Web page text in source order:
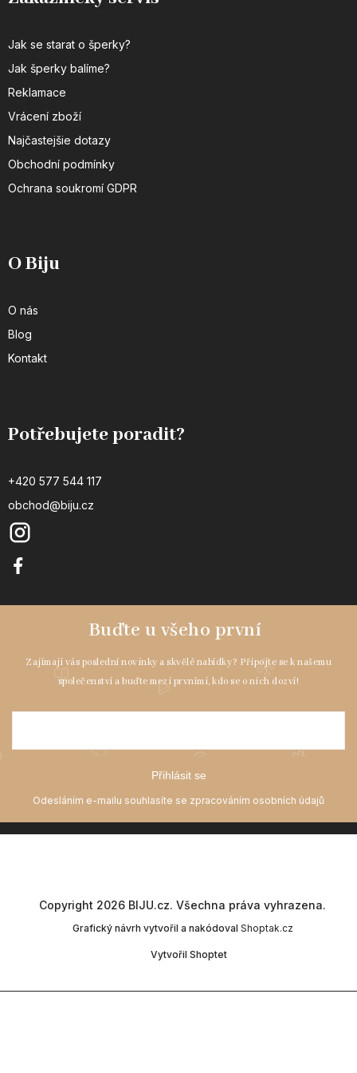
Jak se starat o šperky?
Jak šperky balíme?
Reklamace
Vrácení zboží
Najčastejšie dotazy
Obchodní podmínky
Ochrana soukromí GDPR
O Biju
O nás
Blog
Kontakt
Potřebujete poradit?
+420 577 544 117
obchod@biju.cz
Přihlásit se
Vytvořil Shoptet
Copyright 2026 BIJU.cz. Všechna práva vyhrazena.
Grafický návrh vytvořil a nakódoval Shoptak.cz